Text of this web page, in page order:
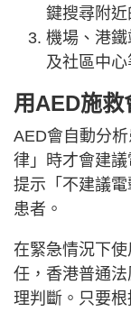
鍵搜尋附近
機場、港
及社區中
用AED施救
AED會自動分
律」時才會建
提示「不建議
患者。
在緊急情況下
任，香港普通
理判斷。只要